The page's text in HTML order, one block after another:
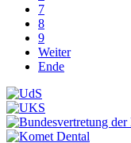
7
8
9
Weiter
Ende